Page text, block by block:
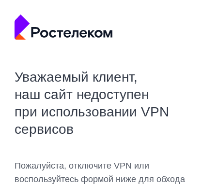
Уважаемый клиент,
наш сайт недоступен
при использовании VPN
сервисов
Пожалуйста, отключите VPN или
воспользуйтесь формой ниже для обхода